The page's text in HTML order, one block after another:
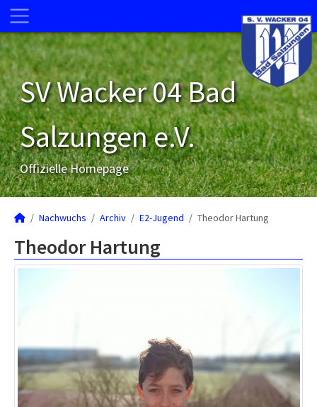
SV Wacker 04 Bad
Salzungen e.V.
Offizielle Homepage
Nachwuchs Archiv E2-Jugend Theodor Hartung
Theodor Hartung